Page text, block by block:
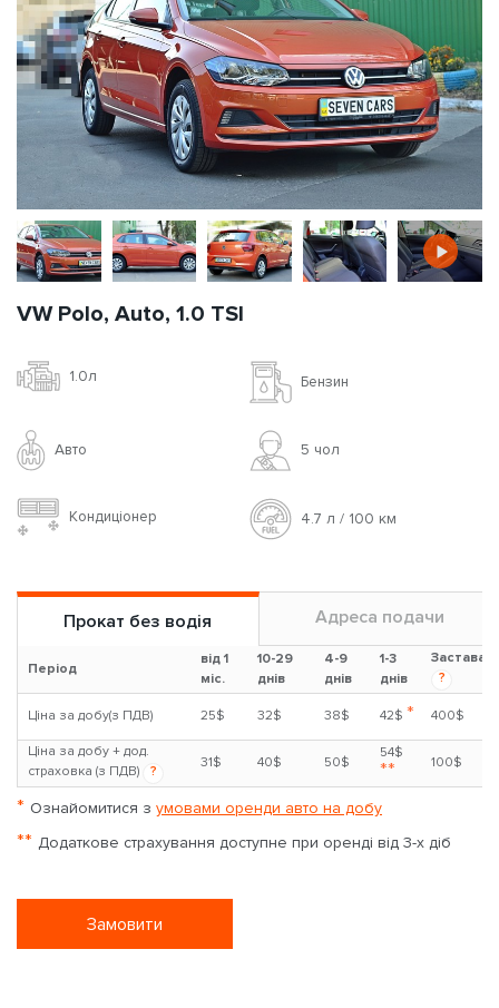
VW Polo, Auto, 1.0 TSI
1.0л Бензин
Авто 5 чoл
Кондиціонер 4.7 л / 100 км
Прокат без водія Адреса подачи
Період
від 1
міс.
10-29
днів
4-9
днів
1-3
днів
Застава
?
Ціна за добу(з ПДВ) 25$ 32$ 38$ 42$ * 400$
Ціна за добу + дод.
страховка (з ПДВ)
?
31$ 40$ 50$
54$
** 100$
* Ознайомитися з умовами оренди авто на добу
** Додаткове страхування доступне при оренді від 3-х діб
Замовити